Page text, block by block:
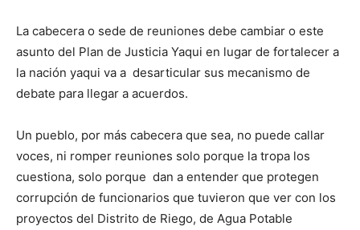
La cabecera o sede de reuniones debe cambiar o este
asunto del Plan de Justicia Yaqui en lugar de fortalecer a
la nación yaqui va a desarticular sus mecanismo de
debate para llegar a acuerdos.
Un pueblo, por más cabecera que sea, no puede callar
voces, ni romper reuniones solo porque la tropa los
cuestiona, solo porque dan a entender que protegen
corrupción de funcionarios que tuvieron que ver con los
proyectos del Distrito de Riego, de Agua Potable